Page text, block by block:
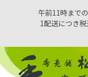
午前11時まで
1配送につき